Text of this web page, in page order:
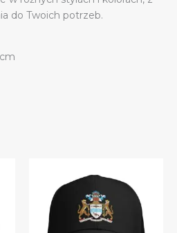
do Twoich potrzeb.